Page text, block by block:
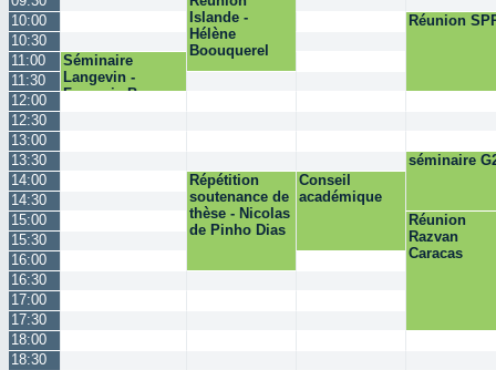
Islande -
Hélène
Boouquerel
10:00
Réunion
10:30
11:00
Séminaire
Langevin -
François Bruno
11:30
12:00
12:30
13:00
13:30
séminaire
14:00
Répétition
soutenance de
thèse - Nicolas
de Pinho Dias
Conseil
académique
14:30
15:00
Réunion
Razvan
Caracas
15:30
16:00
16:30
17:00
17:30
18:00
18:30